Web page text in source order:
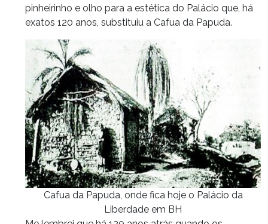
pinheirinho e olho para a estética do Palácio que, há
exatos 120 anos, substituiu a Cafua da Papuda.
Cafua da Papuda, onde fica hoje o Palácio da
Liberdade em BH